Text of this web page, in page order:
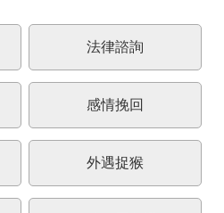
法律諮詢
感情挽回
外遇捉猴